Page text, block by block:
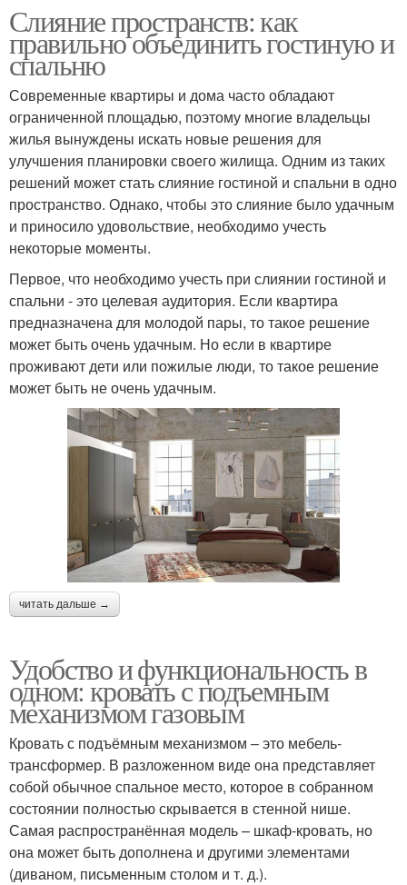
Слияние пространств: как
правильно объединить гостиную и
спальню
Современные квартиры и дома часто обладают
ограниченной площадью, поэтому многие владельцы
жилья вынуждены искать новые решения для
улучшения планировки своего жилища. Одним из таких
решений может стать слияние гостиной и спальни в одно
пространство. Однако, чтобы это слияние было удачным
и приносило удовольствие, необходимо учесть
некоторые моменты.
Первое, что необходимо учесть при слиянии гостиной и
спальни - это целевая аудитория. Если квартира
предназначена для молодой пары, то такое решение
может быть очень удачным. Но если в квартире
проживают дети или пожилые люди, то такое решение
может быть не очень удачным.
читать дальше →
Удобство и функциональность в
одном: кровать с подъемным
механизмом газовым
Кровать с подъёмным механизмом – это мебель-
трансформер. В разложенном виде она представляет
собой обычное спальное место, которое в собранном
состоянии полностью скрывается в стенной нише.
Самая распространённая модель – шкаф-кровать, но
она может быть дополнена и другими элементами
(диваном, письменным столом и т. д.).